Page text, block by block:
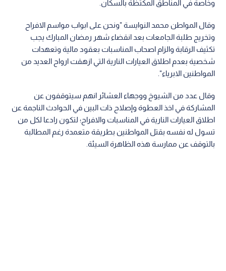
وخاصة في المناطق المكتظة بالسكان.
وقال المواطن محمد النوايسة "ونحن على ابواب مواسم الافراح
وتخريج طلبة الجامعات بعد انقضاء شهر رمضان المبارك يجب
تكثيف الرقابة والزام اصحاب المناسبات بعقود مالية وتعهدات
شخصية بعدم اطلاق العيارات النارية التي ازهقت ارواح العديد من
المواطنين الابرياء".
وقال عدد من الشيوخ ووجهاء العشائر انهم سيتوقفون عن
المشاركة في اخذ العطوة وإصلاح ذات البين في الحوادث الناجمة عن
اطلاق العيارات النارية في المناسبات والافراح؛ لتكون رادعا لكل من
تسول له نفسه بقتل المواطنين بطريقة متعمدة رغم المطالبة
بالتوقف عن ممارسة هذه الظاهرة السيئة.